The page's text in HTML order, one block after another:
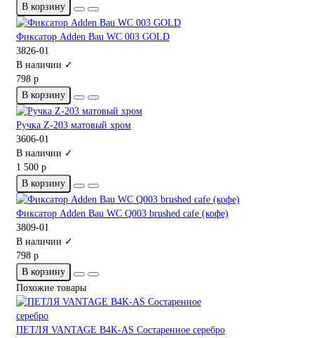
В корзину
Фиксатор Adden Bau WC 003 GOLD
3826-01
В наличии ✓
798 р
В корзину
Ручка Z-203 матовый хром
3606-01
В наличии ✓
1 500 р
В корзину
Фиксатор Adden Bau WC Q003 brushed cafe (кофе)
3809-01
В наличии ✓
798 р
В корзину
Похожие товары
ПЕТЛЯ VANTAGE B4K-AS Состаренное серебро